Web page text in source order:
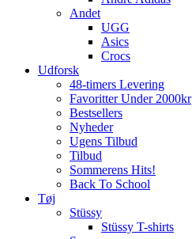
Andet
UGG
Asics
Crocs
Udforsk
48-timers Levering
Favoritter Under 2000kr
Bestsellers
Nyheder
Ugens Tilbud
Tilbud
Sommerens Hits!
Back To School
Tøj
Stüssy
Stüssy T-shirts